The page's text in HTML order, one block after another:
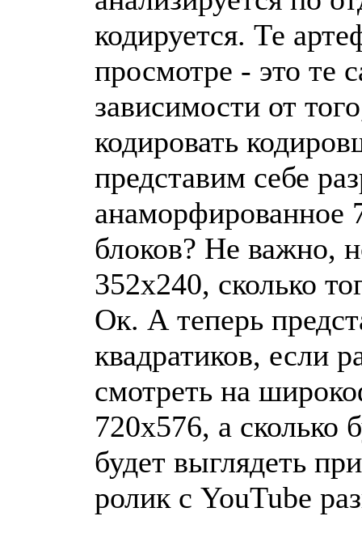
кодируется. Те
просмотре - это те
зависимости от
кодировать
представим себе
анаморфированное
блоков? Не важно,
352х240, сколько
Ок. А теперь
квадратиков, если
смотреть на
720х576, а сколько
будет выглядеть
ролик с YouTube